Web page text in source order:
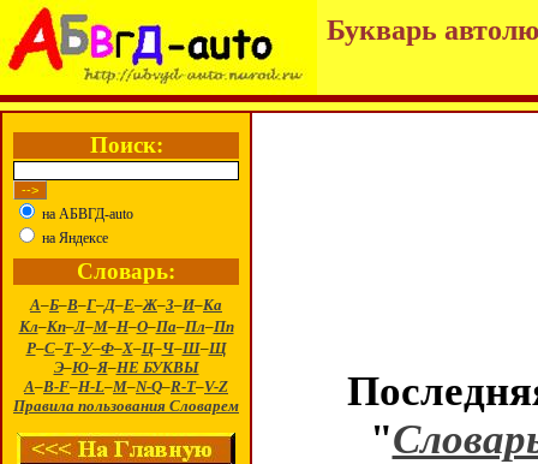
Букварь
Поиск:
на АБВГД-auto
на Яндексе
Словарь:
А–Б–В–Г–Д–Е–Ж–З–И–Ка
Кл–Кп–Л–М–Н–О–Па–Пл–Пп
Р–С–Т–У–Ф–Х–Ц–Ч–Ш–Щ
Э–Ю–Я–НЕ БУКВЫ
A–B-F–H-L–M–N-Q–R-T–V-Z
Правила пользования Словарем
"